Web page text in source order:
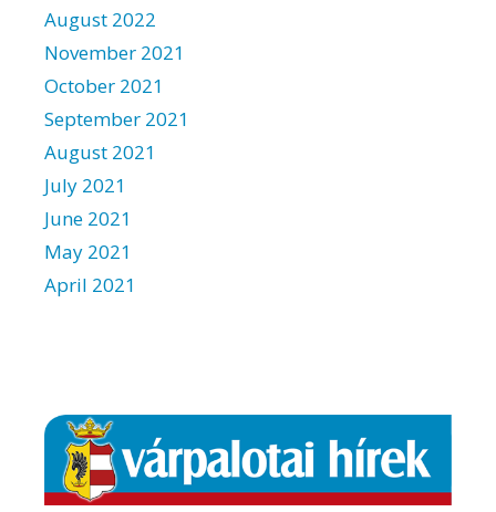
August 2022
November 2021
October 2021
September 2021
August 2021
July 2021
June 2021
May 2021
April 2021